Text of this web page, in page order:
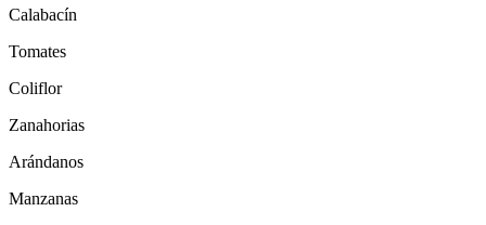
Calabacín
Tomates
Coliflor
Zanahorias
Arándanos
Manzanas